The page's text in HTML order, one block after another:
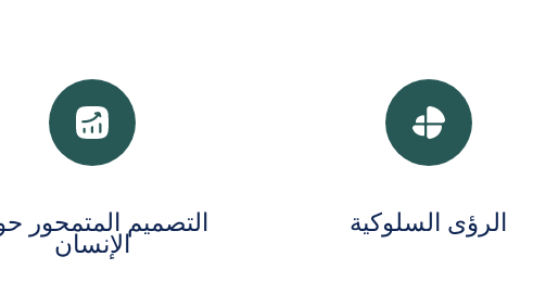
الرؤى السلوكية
التصميم المتمحور
الإنسان